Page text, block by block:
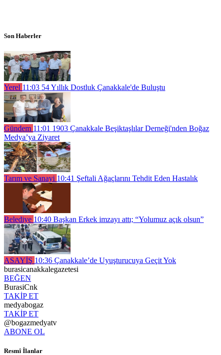
Son Haberler
Yerel 11:03 54 Yıllık Dostluk Çanakkale'de Buluştu
Gündem 11:01 1903 Çanakkale Beşiktaşlılar Derneği'nden Boğaz
Medya’ya Ziyaret
Tarım ve Sanayi 10:41 Şeftali Ağaçlarını Tehdit Eden Hastalık
Belediye 10:40 Başkan Erkek imzayı attı; “Yolumuz açık olsun”
ASAYİŞ 10:36 Çanakkale’de Uyuşturucuya Geçit Yok
burasicanakkalegazetesi
BEĞEN
BurasiCnk
TAKİP ET
medyabogaz
TAKİP ET
@bogazmedyatv
ABONE OL
Resmî İlanlar